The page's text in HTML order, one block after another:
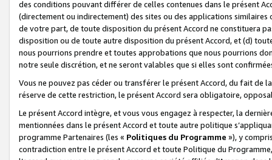
des conditions pouvant différer de celles contenues dans le présent
(directement ou indirectement) des sites ou des applications
de votre part, de toute disposition du présent Accord ne constituera
disposition ou de toute autre disposition du présent Accord, et (d)
nous pourrions prendre et toutes approbations que nous pourrions
notre seule discrétion, et ne seront valables que si elles sont
Vous ne pouvez pas céder ou transférer le présent Accord, du fait de
réserve de cette restriction, le présent Accord sera obligatoire,
Le présent Accord intègre, et vous vous engagez à respecter, la
mentionnées dans le présent Accord et toute autre politique
programme Partenaires (les « Politiques du Programme »), y
contradiction entre le présent Accord et toute Politique du